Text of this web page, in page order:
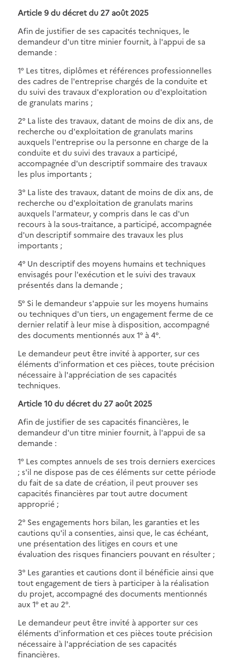
Article 9 du décret du 27 août 2025
Afin de justifier de ses capacités techniques, le
demandeur d'un titre minier fournit, à l'appui de sa
demande :
1° Les titres, diplômes et références professionnelles
des cadres de l'entreprise chargés de la conduite et
du suivi des travaux d'exploration ou d'exploitation
de granulats marins ;
2° La liste des travaux, datant de moins de dix ans, de
recherche ou d'exploitation de granulats marins
auxquels l'entreprise ou la personne en charge de la
conduite et du suivi des travaux a participé,
accompagnée d'un descriptif sommaire des travaux
les plus importants ;
3° La liste des travaux, datant de moins de dix ans, de
recherche ou d'exploitation de granulats marins
auxquels l'armateur, y compris dans le cas d'un
recours à la sous-traitance, a participé, accompagnée
d'un descriptif sommaire des travaux les plus
importants ;
4° Un descriptif des moyens humains et techniques
envisagés pour l'exécution et le suivi des travaux
présentés dans la demande ;
5° Si le demandeur s'appuie sur les moyens humains
ou techniques d'un tiers, un engagement ferme de ce
dernier relatif à leur mise à disposition, accompagné
des documents mentionnés aux 1° à 4°.
Le demandeur peut être invité à apporter, sur ces
éléments d'information et ces pièces, toute précision
nécessaire à l'appréciation de ses capacités
techniques.
Article 10 du décret du 27 août 2025
Afin de justifier de ses capacités financières, le
demandeur d'un titre minier fournit, à l'appui de sa
demande :
1° Les comptes annuels de ses trois derniers exercices
; s'il ne dispose pas de ces éléments sur cette période
du fait de sa date de création, il peut prouver ses
capacités financières par tout autre document
approprié ;
2° Ses engagements hors bilan, les garanties et les
cautions qu'il a consenties, ainsi que, le cas échéant,
une présentation des litiges en cours et une
évaluation des risques financiers pouvant en résulter ;
3° Les garanties et cautions dont il bénéficie ainsi que
tout engagement de tiers à participer à la réalisation
du projet, accompagné des documents mentionnés
aux 1° et au 2°.
Le demandeur peut être invité à apporter sur ces
éléments d'information et ces pièces toute précision
nécessaire à l'appréciation de ses capacités
financières.